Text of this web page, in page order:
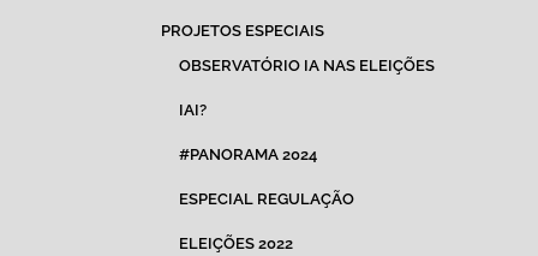
PROJETOS ESPECIAIS
OBSERVATÓRIO IA NAS ELEIÇÕES
IAI?
#PANORAMA 2024
ESPECIAL REGULAÇÃO
ELEIÇÕES 2022